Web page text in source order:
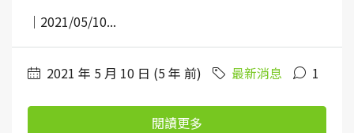
｜2021/05/10...
2021 年 5 月 10 日 (5 年 前) 最新消息 1
閱讀更多